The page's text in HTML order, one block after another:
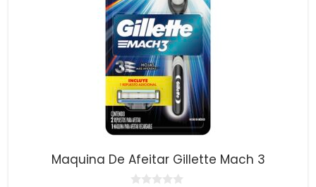
Maquina De Afeitar Gillette Mach 3